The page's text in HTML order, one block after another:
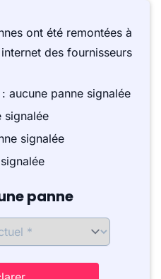
ont été remontées à
des fournisseurs
: aucune panne signalée
signalée
signalée
panne